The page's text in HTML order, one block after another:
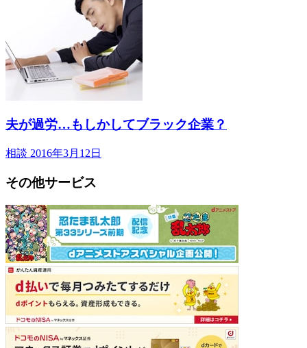
夫が過労…もしかしてブラック企業？
相談 2016年3月12日
その他サービス